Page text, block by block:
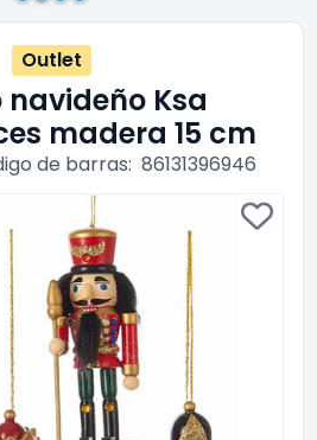
Outlet
Ksa
madera 15 cm
de barras: 86131396946